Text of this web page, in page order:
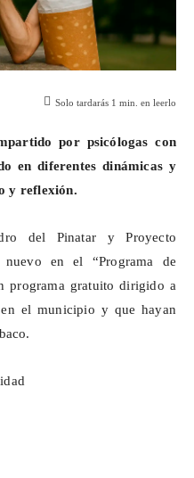
Solo tardarás 1 min. en leerlo
por psicólogas con
en diferentes dinámicas y
y reflexión.
del Pinatar y Proyecto
en el “Programa de
programa gratuito dirigido a
el municipio y que hayan